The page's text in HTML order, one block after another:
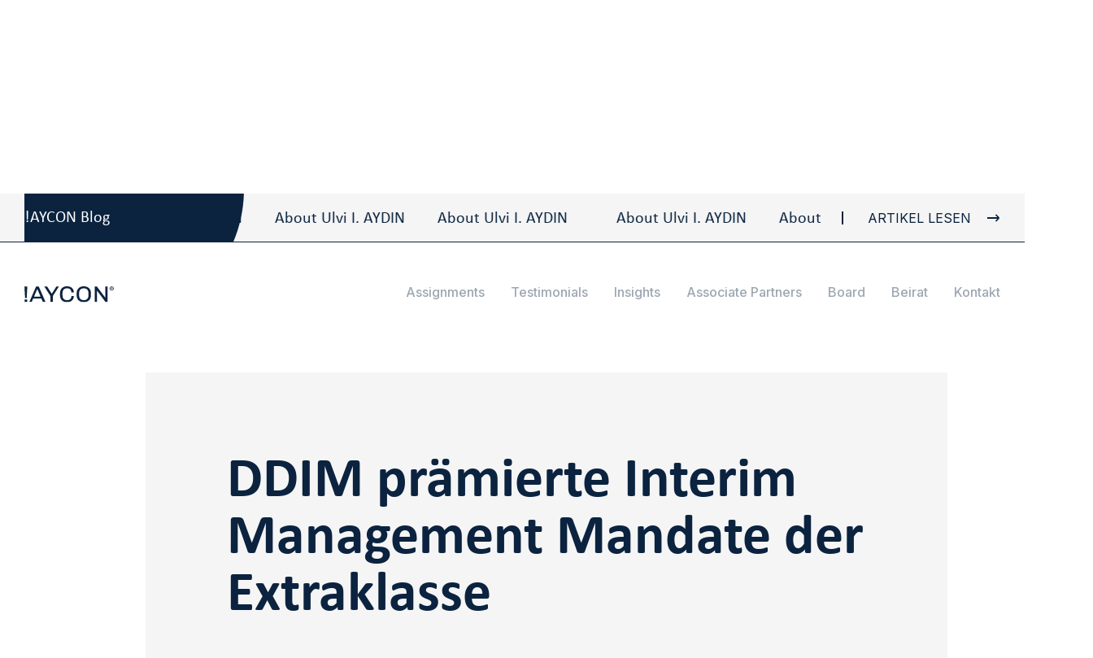
!AYCON BlogAbout Ulvi I. AYDIN About Ulvi I. AYDIN About Ulvi I. AYDIN About Ulvi I. AYDIN About Ulvi I. AYDIN About Ulvi I. AYDIN
ARTIKEL LESEN
Assignments Testimonials Insights Associate Partners Board Beirat Kontakt
DDIM prämierte Interim
Management Mandate der
Extraklasse